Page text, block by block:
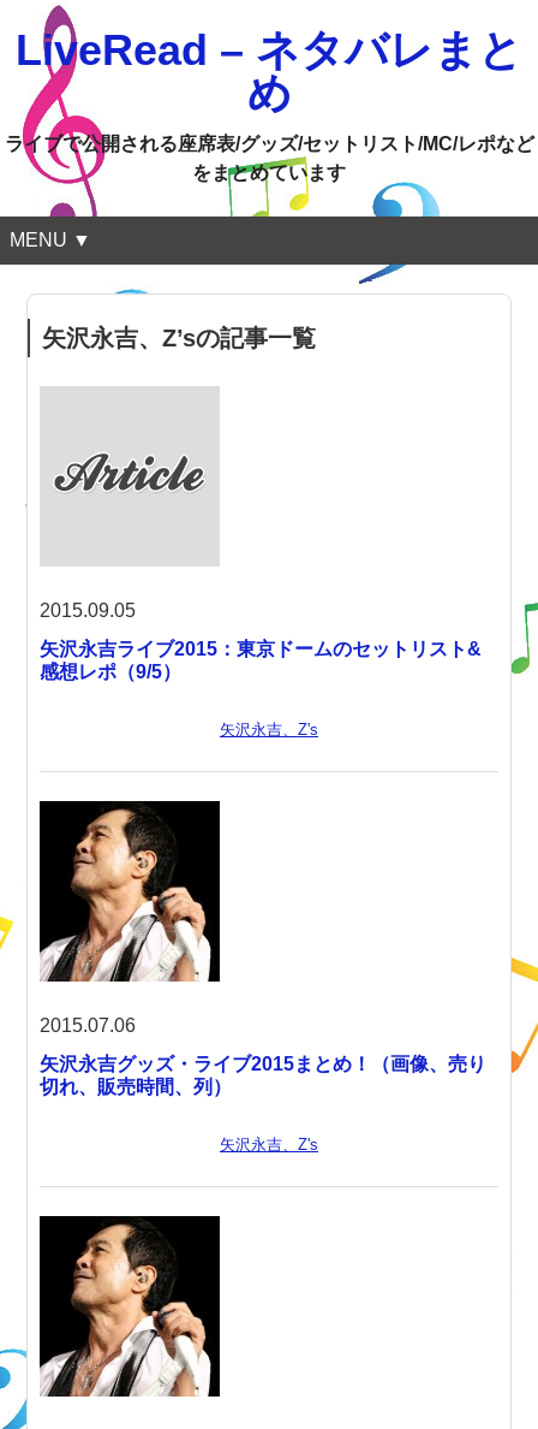
LiveRead – ネタバレまと
め
ライブで公開される座席表/グッズ/セットリスト/MC/レポなど
をまとめています
MENU ▼
矢沢永吉、Z’sの記事一覧
2015.09.05
矢沢永吉ライブ2015：東京ドームのセットリスト&
感想レポ（9/5）
矢沢永吉、Z's
2015.07.06
矢沢永吉グッズ・ライブ2015まとめ！（画像、売り
切れ、販売時間、列）
矢沢永吉、Z's